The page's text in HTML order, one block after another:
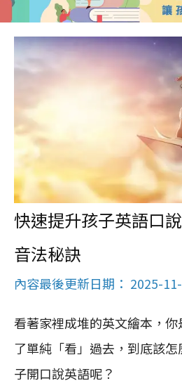
快速提升孩子英語口
音法秘訣
內容最後更新日期： 2025-
看著家裡成堆的英文繪本，
了單純「看」過去，到底該
子開口說英語呢？